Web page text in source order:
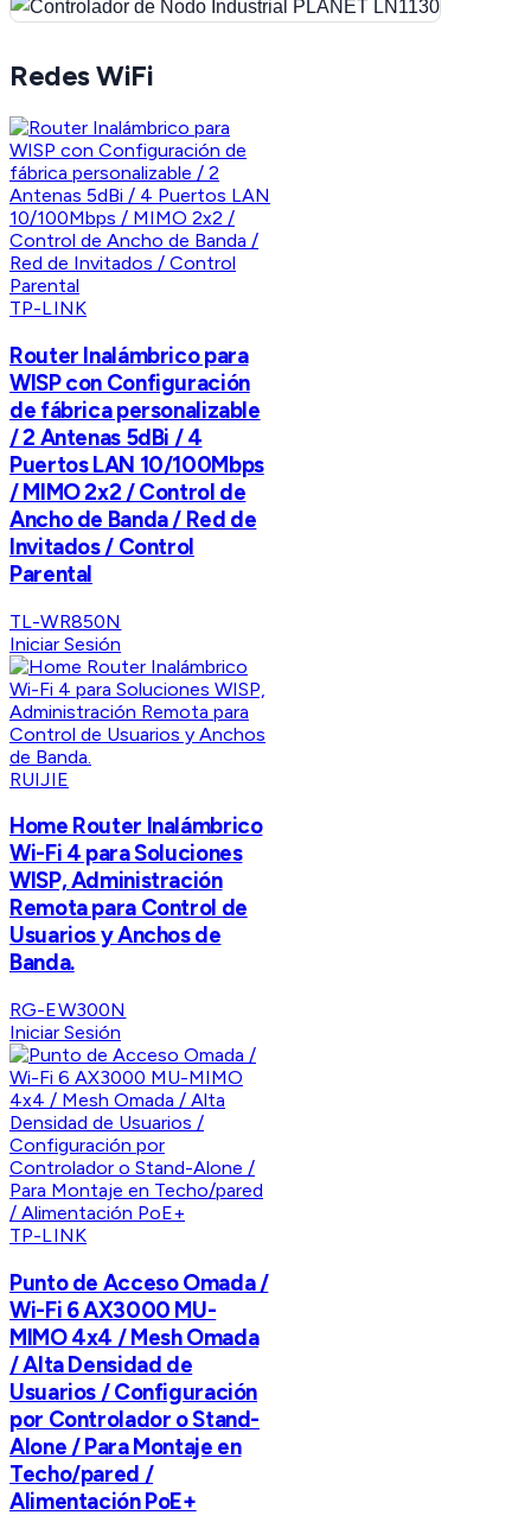
Redes WiFi
TP-LINK
Router Inalámbrico para
WISP con Configuración
de fábrica personalizable
/ 2 Antenas 5dBi / 4
Puertos LAN 10/100Mbps
/ MIMO 2x2 / Control de
Ancho de Banda / Red de
Invitados / Control
Parental
TL-WR850N
Iniciar Sesión
RUIJIE
Home Router Inalámbrico
Wi-Fi 4 para Soluciones
WISP, Administración
Remota para Control de
Usuarios y Anchos de
Banda.
RG-EW300N
Iniciar Sesión
TP-LINK
Punto de Acceso Omada /
Wi-Fi 6 AX3000 MU-
MIMO 4x4 / Mesh Omada
/ Alta Densidad de
Usuarios / Configuración
por Controlador o Stand-
Alone / Para Montaje en
Techo/pared /
Alimentación PoE+